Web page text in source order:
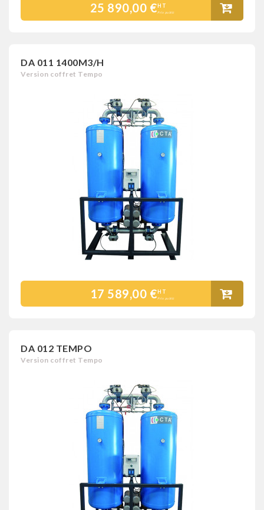
25 890,00 €HT
Prix public
DA 011 1400M3/H
Version coffret Tempo
17 589,00 €HT
Prix public
DA 012 TEMPO
Version coffret Tempo